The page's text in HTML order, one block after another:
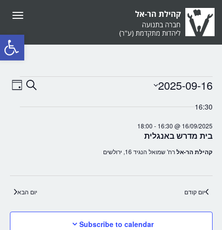
אירועים
FOR
16/09/2025
אירועים
Search
חיפוש
Day 2025-09-16
date.
16:30
בית מדרש באנגלית
16/09/2025 @ 16:30
-
18:00
קהילת הר-אלרח' שמואל הנגיד 16, ירולשים
יום קודם יום הבא
Subscribe to calendar
פתח